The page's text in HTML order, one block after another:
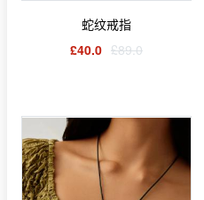
蛇纹戒指
£40.0 £89.0